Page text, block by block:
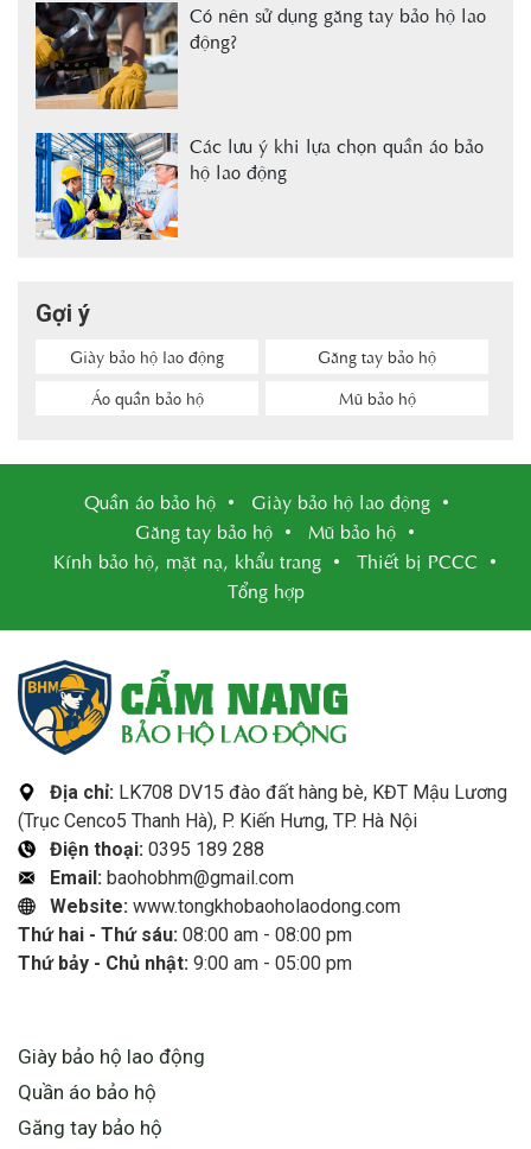
Có nên sử dụng găng tay bảo hộ lao
động?
Các lưu ý khi lựa chọn quần áo bảo
hộ lao động
Gợi ý
Giày bảo hộ lao động
Găng tay bảo hộ
Áo quần bảo hộ
Mũ bảo hộ
Quần áo bảo hộ
Giày bảo hộ lao động
Găng tay bảo hộ
Mũ bảo hộ
Kính bảo hộ, mặt nạ, khẩu trang
Thiết bị PCCC
Tổng hợp
Địa chỉ: LK708 DV15 đào đất hàng bè, KĐT Mậu Lương
(Trục Cenco5 Thanh Hà), P. Kiến Hưng, TP. Hà Nội
Điện thoại: 0395 189 288
Email: baohobhm@gmail.com
Website: www.tongkhobaoholaodong.com
Thứ hai - Thứ sáu: 08:00 am - 08:00 pm
Thứ bảy - Chủ nhật: 9:00 am - 05:00 pm
Giày bảo hộ lao động
Quần áo bảo hộ
Găng tay bảo hộ